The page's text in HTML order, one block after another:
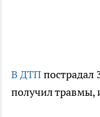
В ДТПпострадал
получил травмы,